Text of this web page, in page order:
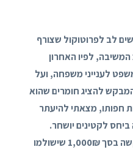
לב לפרוטוקול שצורף
לפיו האחרון
לענייני משפחה, ועל
להציג חומרים שהוא
חפותו, מצאתי להיעתר
לקטינים יושחר.
המשיבה מחויבת בהוצאות הבקשה בסך 1,000₪ שישולמו